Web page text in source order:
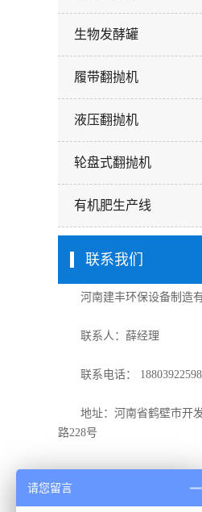
生物发酵罐
履带翻抛机
液压翻抛机
轮盘式翻抛机
有机肥生产线
联系我们
河南建丰环保设备制造
联系人：薛经理
联系电话： 18803922598
地址：河南省鹤壁市开
路228号
请您留言